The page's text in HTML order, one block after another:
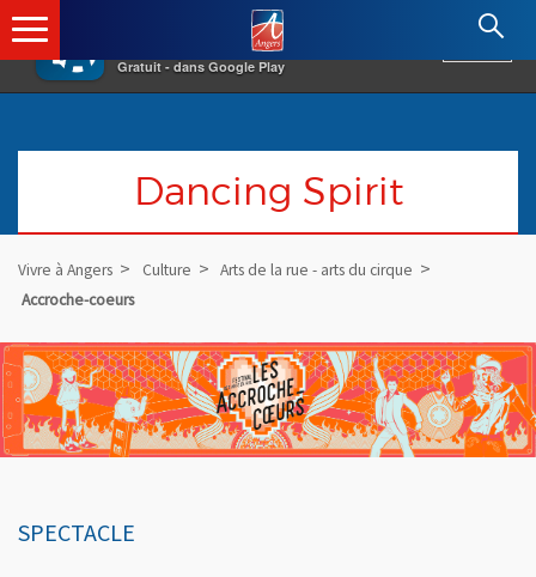
×
Gratuit - dans Google Play
Angers.fr : Retour à l'accueil
Dancing Spirit
Vivre à Angers Culture
Arts de la rue - arts du cirque
Accroche-coeurs
SPECTACLE